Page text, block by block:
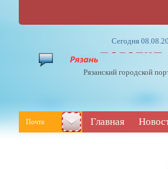
Сегодня
Рязанский городской
Почта Главная